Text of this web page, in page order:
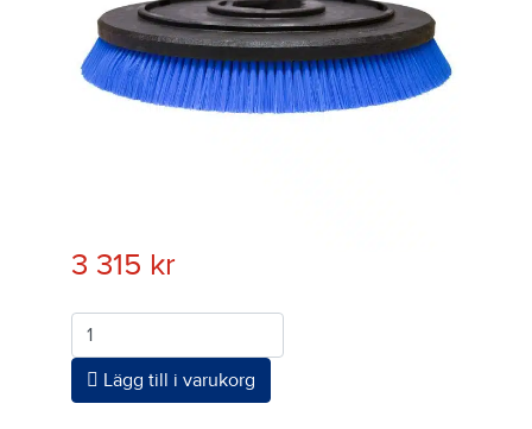
3 315 kr
Antal
Lägg till i varukorg